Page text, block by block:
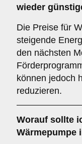
wieder
Die Preise für
steigende
den nächsten
können jedoch
reduzieren.
Worauf sollte
Wärmepumpe